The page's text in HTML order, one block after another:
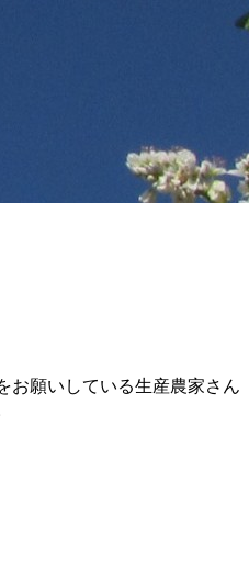
お願いしている生産農家さん